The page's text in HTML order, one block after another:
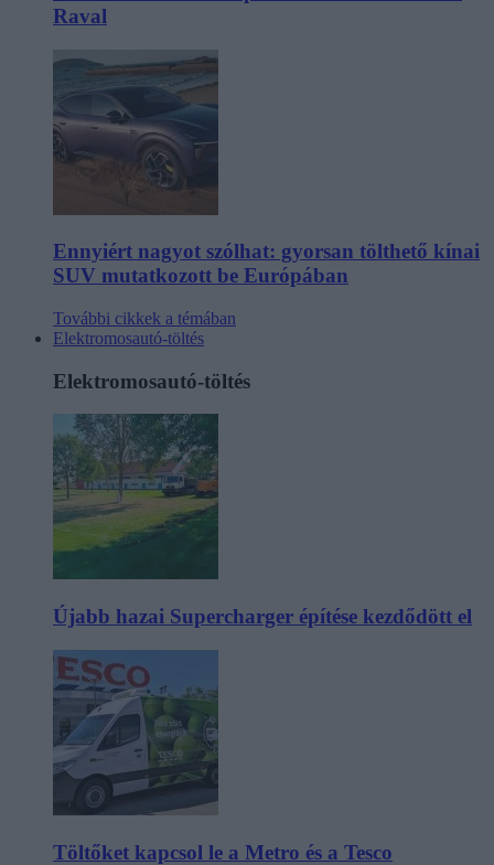
Raval
Ennyiért nagyot szólhat: gyorsan tölthető kínai
SUV mutatkozott be Európában
További cikkek a témában
Elektromosautó-töltés
Elektromosautó-töltés
Újabb hazai Supercharger építése kezdődött el
Töltőket kapcsol le a Metro és a Tesco